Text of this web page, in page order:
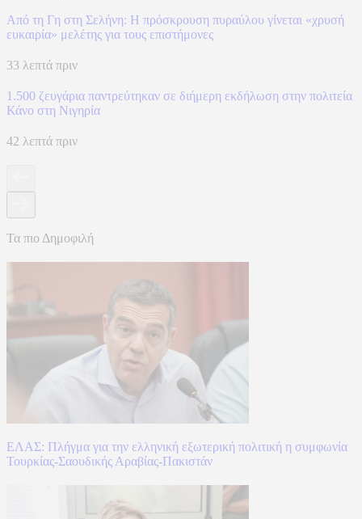
Από τη Γη στη Σελήνη: Η πρόσκρουση πυραύλου γίνεται «χρυσή
ευκαιρία» μελέτης για τους επιστήμονες
33 λεπτά πριν
1.500 ζευγάρια παντρεύτηκαν σε διήμερη εκδήλωση στην πολιτεία
Κάνο στη Νιγηρία
42 λεπτά πριν
Τα πιο Δημοφιλή
ΕΛΑΣ: Πλήγμα για την ελληνική εξωτερική πολιτική η συμφωνία
Τουρκίας-Σαουδικής Αραβίας-Πακιστάν